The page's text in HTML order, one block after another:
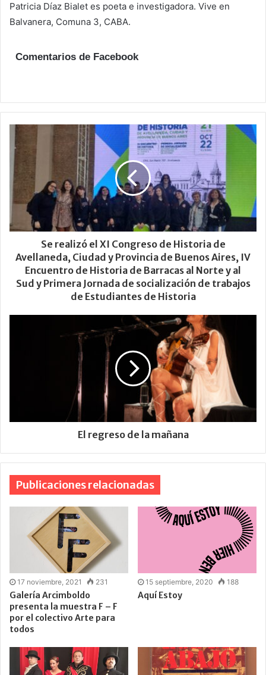
Patricia Díaz Bialet es poeta e investigadora. Vive en
Balvanera, Comuna 3, CABA.
Comentarios de Facebook
Se realizó el XI Congreso de Historia de
Avellaneda, Ciudad y Provincia de Buenos Aires, IV
Encuentro de Historia de Barracas al Norte y al
Sud y Primera Jornada de socialización de trabajos
de Estudiantes de Historia
El regreso de la mañana
Publicaciones relacionadas
17 noviembre, 2021 231
Galería Arcimboldo
presenta la muestra F – F
por el colectivo Arte para
todos
15 septiembre, 2020 188
Aquí Estoy